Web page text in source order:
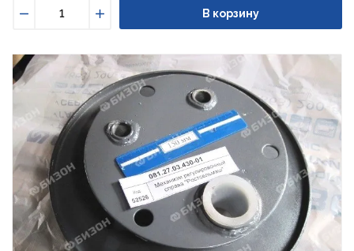
Увеличить
В корзину